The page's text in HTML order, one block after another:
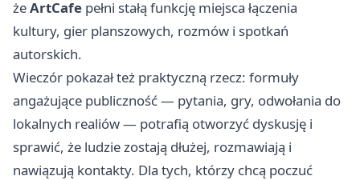
żeArtCafe pełni stałą funkcję miejsca łączenia
kultury, gier planszowych, rozmów i spotkań
autorskich.
Wieczór pokazał też praktyczną rzecz: formuły
angażujące publiczność — pytania, gry, odwołania do
lokalnych realiów — potrafią otworzyć dyskusję i
sprawić, że ludzie zostają dłużej, rozmawiają i
nawiązują kontakty. Dla tych, którzy chcą poczuć